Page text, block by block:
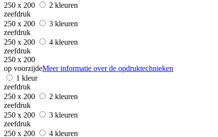
250 x 200
2 kleuren
zeefdruk
250 x 200
3 kleuren
zeefdruk
250 x 200
4 kleuren
zeefdruk
250 x 200
op voorzijdeMeer informatie over de opdruktechnieken
1 kleur
zeefdruk
250 x 200
2 kleuren
zeefdruk
250 x 200
3 kleuren
zeefdruk
250 x 200
4 kleuren